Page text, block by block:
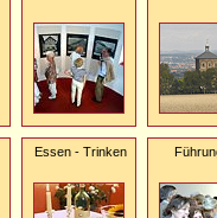
Essen - Trinken